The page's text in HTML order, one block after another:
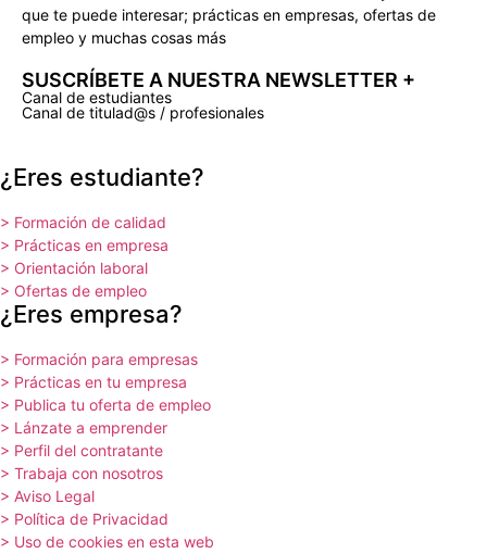
que te puede interesar; prácticas en empresas, ofertas de
empleo y muchas cosas más
SUSCRÍBETE A NUESTRA NEWSLETTER +​
Canal de estudiantes
Canal de titulad@s / profesionales
¿Eres estudiante?
> Formación de calidad
> Prácticas en empresa
> Orientación laboral
> Ofertas de empleo
¿Eres empresa?
> Formación para empresas
> Prácticas en tu empresa
> Publica tu oferta de empleo
> Lánzate a emprender
> Perfil del contratante
> Trabaja con nosotros
> Aviso Legal
> Política de Privacidad
> Uso de cookies en esta web